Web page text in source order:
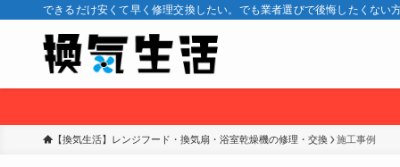
できるだけ安くて早く修理交換したい。でも業者選びで後悔したくな
【換気生活】レンジフード・換気扇・浴室乾燥機の修理・交換 施工事例